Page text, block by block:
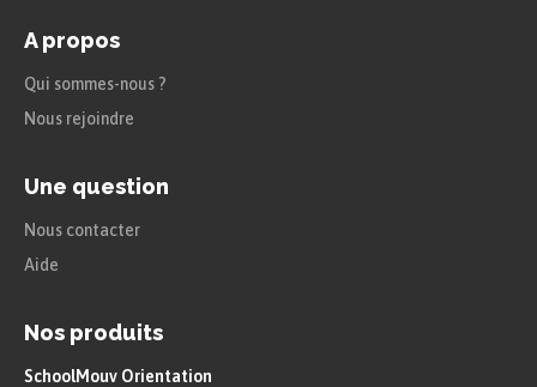
A propos
Qui sommes-nous ?
Nous rejoindre
Une question
Nous contacter
Aide
Nos produits
SchoolMouv Orientation